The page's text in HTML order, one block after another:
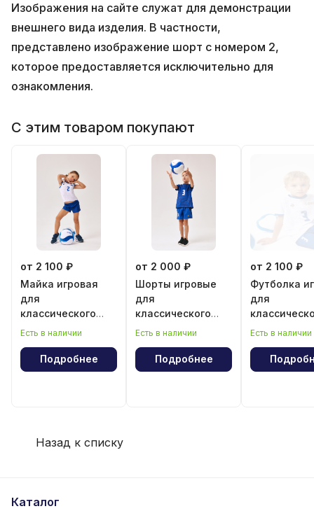
Изображения на сайте служат для демонстрации
внешнего вида изделия. В частности,
представлено изображение шорт с номером 2,
которое предоставляется исключительно для
ознакомления.
С этим товаром покупают
от 2 100 ₽
Майка игровая
для
классического
волейбола для
Есть в наличии
Подробнее
от 2 000 ₽
Шорты игровые
для
классического
волейбола для
Есть в наличии
Подробнее
от 2 100 ₽
Футболка
для
волейбола
Есть в наличии
Назад к списку
Каталог